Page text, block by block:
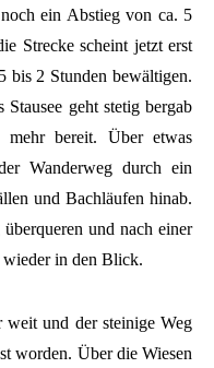
ein Abstieg von ca. 5
Strecke scheint jetzt erst
bis 2 Stunden bewältigen.
geht stetig bergab
mehr bereit. Über etwas
Wanderweg durch ein
und Bachläufen hinab.
und nach einer
wieder in den Blick.
und der steinige Weg
worden. Über die Wiesen